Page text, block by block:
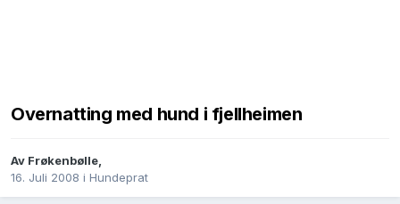
Overnatting med hund i fjellheimen
Av Frøkenbølle,
16. Juli 2008 i Hundeprat